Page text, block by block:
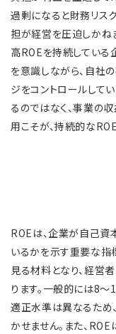
過剰になると財務リス
担が経営を圧迫しかね
高ROEを持続している
を意識しながら、自社
ジをコントロールして
るのではなく、事業の
用こそが、持続的な
ROEは、企業が自己資
いるかを示す重要な指
見る材料となり、経営
ります。一般的には8
適正水準は異なるため
かせません。また、